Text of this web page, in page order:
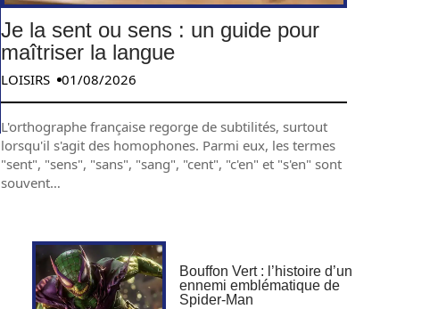
Je la sent ou sens : un guide pour
maîtriser la langue
LOISIRS 01/08/2026
L'orthographe française regorge de subtilités, surtout
lorsqu'il s'agit des homophones. Parmi eux, les termes
"sent", "sens", "sans", "sang", "cent", "c'en" et "s'en" sont
souvent…
Bouffon Vert : l’histoire d’un
ennemi emblématique de
Spider-Man